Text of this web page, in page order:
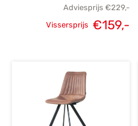
Adviesprijs €229,-
Vissersprijs €159,-